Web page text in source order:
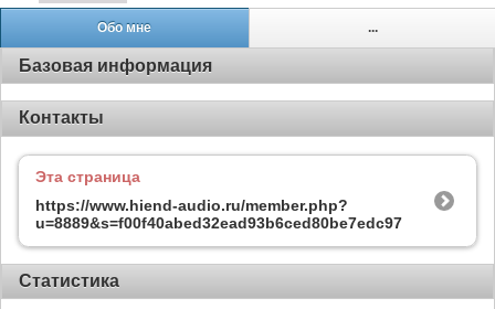
Обо мне ...
Базовая информация
Контакты
Эта страница
https://www.hiend-audio.ru/member.php?
u=8889&s=f00f40abed32ead93b6ced80be7edc97
Статистика